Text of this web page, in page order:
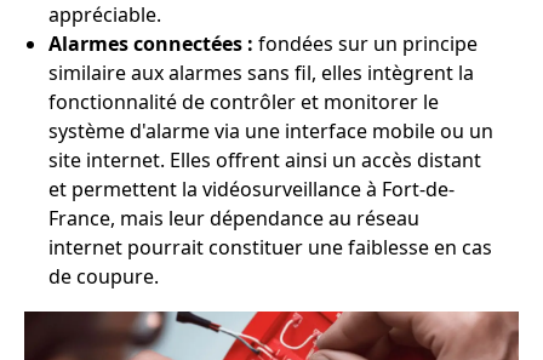
appréciable.
Alarmes connectées : fondées sur un principe
similaire aux alarmes sans fil, elles intègrent la
fonctionnalité de contrôler et monitorer le
système d'alarme via une interface mobile ou un
site internet. Elles offrent ainsi un accès distant
et permettent la vidéosurveillance à Fort-de-
France, mais leur dépendance au réseau
internet pourrait constituer une faiblesse en cas
de coupure.